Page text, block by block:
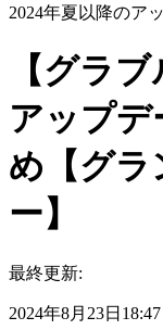
2024年夏以降のア
【グラ
アップデ
め【グラ
ー】
最終更新:
2024年8月23日18:47